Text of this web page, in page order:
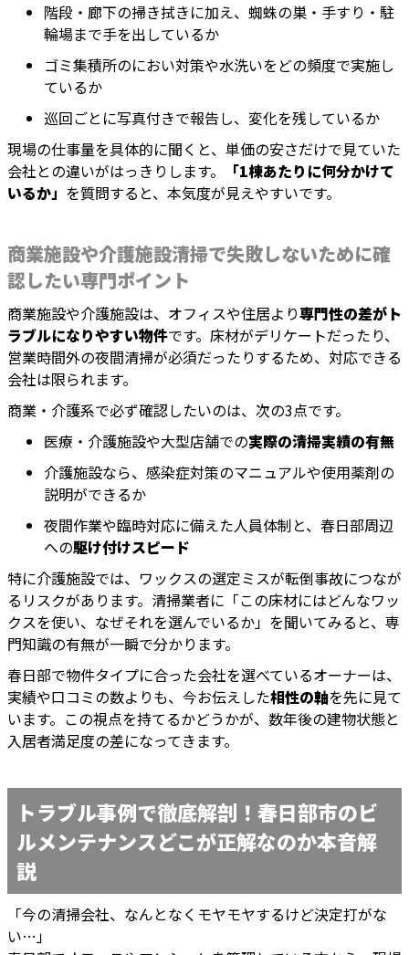
階段・廊下の掃き拭きに加え、蜘蛛の巣・手すり・駐
輪場まで手を出しているか
ゴミ集積所のにおい対策や水洗いをどの頻度で実施し
ているか
巡回ごとに写真付きで報告し、変化を残しているか
現場の仕事量を具体的に聞くと、単価の安さだけで見ていた
会社との違いがはっきりします。
「1棟あたりに何分かけて
いるか」 を質問すると、本気度が見えやすいです。
商業施設や介護施設清掃で失敗しないために確
認したい専門ポイント
商業施設や介護施設は、オフィスや住居より専門性の差がト
ラブルになりやすい物件です。床材がデリケートだったり、
営業時間外の夜間清掃が必須だったりするため、対応できる
会社は限られます。
商業・介護系で必ず確認したいのは、次の3点です。
医療・介護施設や大型店舗での実際の清掃実績の有無
介護施設なら、感染症対策のマニュアルや使用薬剤の
説明ができるか
夜間作業や臨時対応に備えた人員体制と、春日部周辺
への駆け付けスピード
特に介護施設では、ワックスの選定ミスが転倒事故につなが
るリスクがあります。清掃業者に「この床材にはどんなワッ
クスを使い、なぜそれを選んでいるか」を聞いてみると、専
門知識の有無が一瞬で分かります。
春日部で物件タイプに合った会社を選べているオーナーは、
実績や口コミの数よりも、今お伝えした相性の軸を先に見て
います。この視点を持てるかどうかが、数年後の建物状態と
入居者満足度の差になってきます。
トラブル事例で徹底解剖！春日部市のビ
ルメンテナンスどこが正解なのか本音解
説
「今の清掃会社、なんとなくモヤモヤするけど決定打がな
い…」